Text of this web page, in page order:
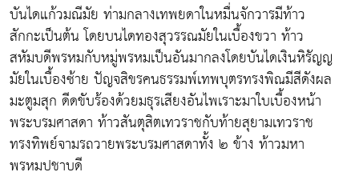
บันไดแก้วมณีมัย ท่ามกลางเทพยดาในหมื่นจักวารมีท้าว
สักกะเป็นต้น โดยบนไดทองสุวรรณมัยในเบื้องขวา ท้าว
สหัมบดีพรหมกับหมู่พรหมเป็นอันมากลงโดยบันไดเงินหิรัญญ
มัยในเบื้องซ้าย ปัญจสิขรคนธรรมพ์เทพบุตรทรงพิณมีสีดังผล
มะตูมสุก ดีดขับร้องด้วยมธุรเสียงอันไพเราะมาใบเบื้องหน้า
พระบรมศาสดา ท้าวสันตุสิตเทวราชกับท้ายสุยามเทวราช
ทรงทิพย์จามรถวายพระบรมศาสดาทั้ง ๒ ข้าง ท้าวมหา
พรหมปชาบดี